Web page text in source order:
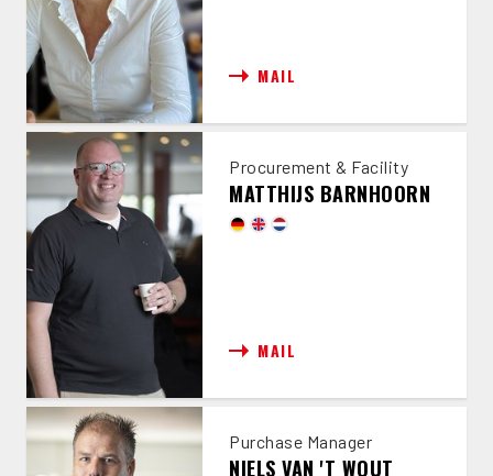
MAIL
Procurement & Facility
MATTHIJS BARNHOORN
MAIL
Purchase Manager
NIELS VAN 'T WOUT